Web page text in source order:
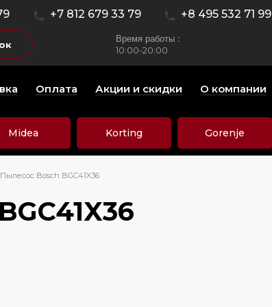
+7 812 679 33 79 +8 495 532 71 99
Время работы :
10:00-20:00
Оплата Акции и скидки О компании
Midea Korting Gorenje
Пылесос Bosch BGC41X36